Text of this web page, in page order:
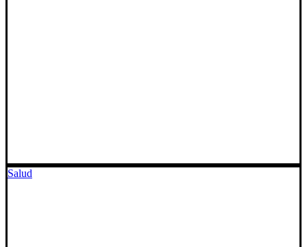
Salud